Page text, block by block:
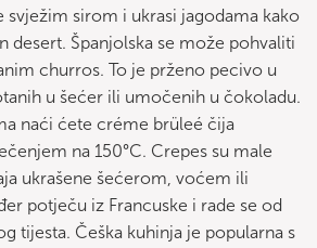
svježim sirom i ukrasi jagodama kako
desert. Španjolska se može pohvaliti
churros. To je prženo pecivo u
u šećer ili umočenih u čokoladu.
naći ćete créme brüleé čija
na 150°C. Crepes su male
ukrašene šećerom, voćem ili
potječu iz Francuske i rade se od
tijesta. Češka kuhinja je popularna s